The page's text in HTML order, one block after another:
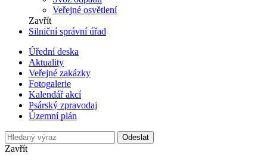
Veřejné osvětlení
Zavřít
Silniční správní úřad
Úřední deska
Aktuality
Veřejné zakázky
Fotogalerie
Kalendář akcí
Psárský zpravodaj
Územní plán
Odeslat
Zavřít